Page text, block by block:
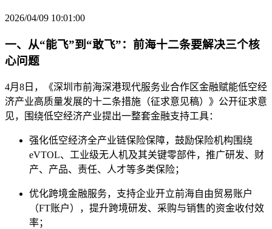
2026/04/09 10:01:00
一、从“能飞”到“敢飞”：前海十二条要解决三个核
心问题
4月8日，《深圳市前海深港现代服务业合作区金融赋能低空经
济产业高质量发展的十二条措施（征求意见稿）》公开征求意
见，围绕低空经济产业提出一整套金融支持工具：
强化低空经济全产业链保险保障，鼓励保险机构围绕
eVTOL、工业级无人机及其关键零部件，推广研发、财
产、产品、责任、人才等多类保险；
优化跨境金融服务，支持企业开立前海自由贸易账户
（FT账户），提升跨境研发、采购与销售的资金收付效
率；